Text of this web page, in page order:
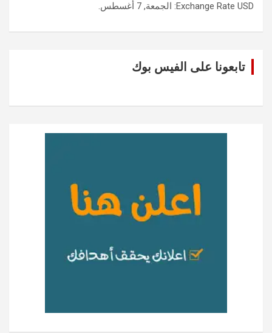
Exchange Rate USD : الجمعة, 7 أغسطس.
تابعونا على الفيس بوك